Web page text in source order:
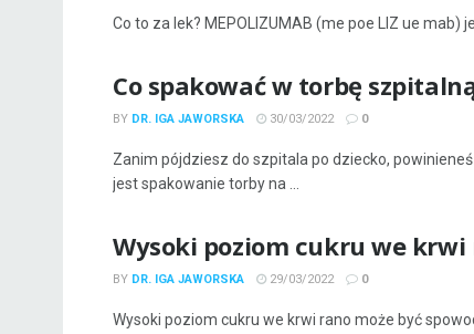
Co to za lek? MEPOLIZUMAB (me poe LIZ ue mab)
Co spakować w torbę
BY DR. IGA JAWORSKA 30/03/2022 0
Zanim pójdziesz do szpitala po dziecko,
jest spakowanie torby na ...
Wysoki poziom cukru we
BY DR. IGA JAWORSKA 29/03/2022 0
Wysoki poziom cukru we krwi rano może być